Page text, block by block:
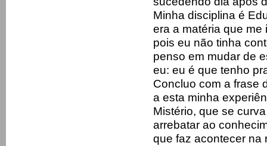
Minha disciplina é
era a matéria que
pois eu não tinha
penso em mudar de
eu: eu é que tenho
Concluo com a frase
a esta minha
Mistério, que se
arrebatar ao
que faz acontecer na